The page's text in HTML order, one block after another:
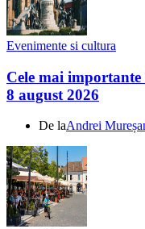
Evenimente si cultura
Cele mai
8 august 2026
De laAndrei